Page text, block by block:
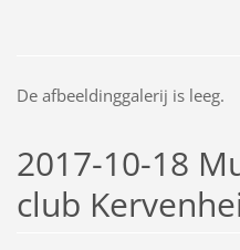
De afbeeldinggalerij is leeg.
2017-10-18
club